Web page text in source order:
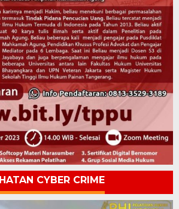
CYBER CRIME